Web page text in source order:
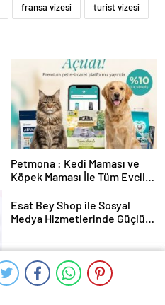
fransa vizesi turist vizesi
Petmona : Kedi Maması ve
Köpek Maması İle Tüm Evcil
Esat Bey Shop ile Sosyal
Medya Hizmetlerinde Güçlü